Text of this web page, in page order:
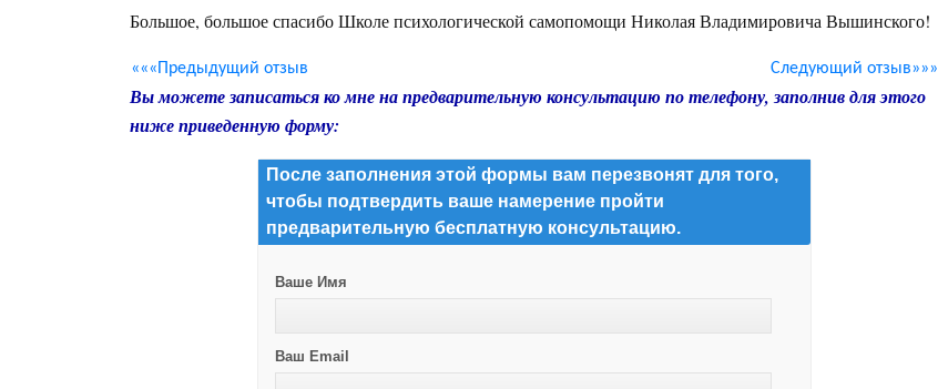
Большое, большое спасибо Школе психологической самопомощи Николая Владимировича Вышинского!
«««Предыдущий отзыв Следующий отзыв»»»
Вы можете записаться ко мне на предварительную консультацию по телефону, заполнив для этого
ниже приведенную форму:
После заполнения этой формы вам перезвонят для того,
чтобы подтвердить ваше намерение пройти
предварительную бесплатную консультацию.
Ваше Имя
Ваш Email